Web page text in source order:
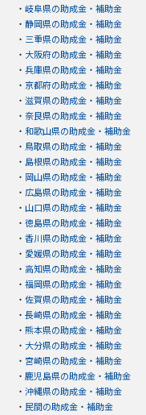
・ 岐阜県の助成金・補助金
・ 静岡県の助成金・補助金
・ 三重県の助成金・補助金
・ 大阪府の助成金・補助金
・ 兵庫県の助成金・補助金
・ 京都府の助成金・補助金
・ 滋賀県の助成金・補助金
・ 奈良県の助成金・補助金
・ 和歌山県の助成金・補助金
・ 鳥取県の助成金・補助金
・ 島根県の助成金・補助金
・ 岡山県の助成金・補助金
・ 広島県の助成金・補助金
・ 山口県の助成金・補助金
・ 徳島県の助成金・補助金
・ 香川県の助成金・補助金
・ 愛媛県の助成金・補助金
・ 高知県の助成金・補助金
・ 福岡県の助成金・補助金
・ 佐賀県の助成金・補助金
・ 長崎県の助成金・補助金
・ 熊本県の助成金・補助金
・ 大分県の助成金・補助金
・ 宮崎県の助成金・補助金
・ 鹿児島県の助成金・補助金
・ 沖縄県の助成金・補助金
・ 民間の助成金・補助金